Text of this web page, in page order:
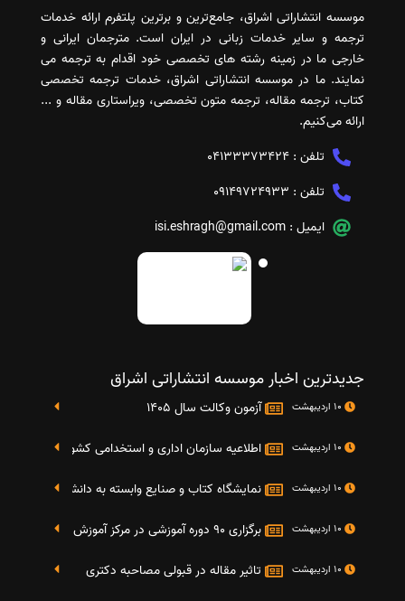
موسسه انتشاراتی اشراق، جامع‌ترین و برترین پلتفرم ارائه خدمات
ترجمه و سایر خدمات زبانی در ایران است. مترجمان ایرانی و
خارجی ما در زمینه رشته های تخصصی خود اقدام به ترجمه می
نمایند. ما در موسسه انتشاراتی اشراق، خدمات ترجمه تخصصی
کتاب، ترجمه مقاله، ترجمه متون تخصصی، ویراستاری مقاله و ...
ارائه می‌کنیم.
تلفن : 04133373424
تلفن : 09149724933
ایمیل : isi.eshragh@gmail.com
جدیدترین اخبار موسسه انتشاراتی اشراق
آزمون وکالت سال 1405
اطلاعیه سازمان اداری و استخدامی کشور در خصوص
نمایشگاه کتاب و صنایع وابسته به دانشگاه صنعتی شریف 4 الی 8 مهر
برگزاری 90 دوره آموزشی در مرکز آموزش فرهنگی دانشگاه علامه
تاثیر مقاله در قبولی مصاحبه دکتری